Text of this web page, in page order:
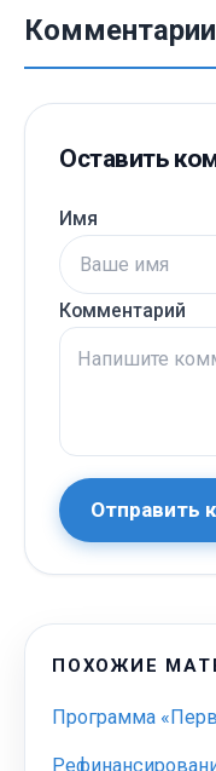
Оставить
Имя
Комментарий
Отправить
ПОХОЖИЕ
Программа